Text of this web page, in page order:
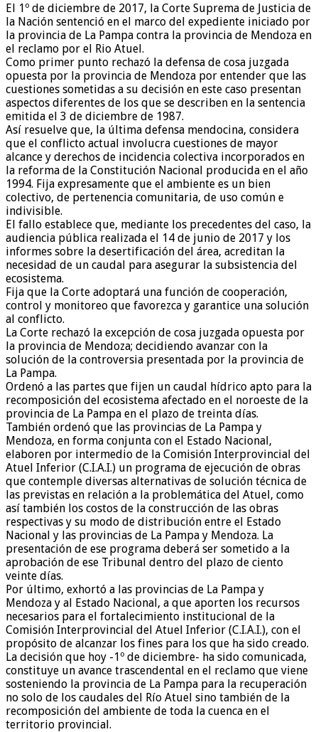
El 1º de diciembre de 2017, la Corte Suprema de Justicia de
la Nación sentenció en el marco del expediente iniciado por
la provincia de La Pampa contra la provincia de Mendoza en
el reclamo por el Rio Atuel.
Como primer punto rechazó la defensa de cosa juzgada
opuesta por la provincia de Mendoza por entender que las
cuestiones sometidas a su decisión en este caso presentan
aspectos diferentes de los que se describen en la sentencia
emitida el 3 de diciembre de 1987.
Así resuelve que, la última defensa mendocina, considera
que el conflicto actual involucra cuestiones de mayor
alcance y derechos de incidencia colectiva incorporados en
la reforma de la Constitución Nacional producida en el año
1994. Fija expresamente que el ambiente es un bien
colectivo, de pertenencia comunitaria, de uso común e
indivisible.
El fallo establece que, mediante los precedentes del caso, la
audiencia pública realizada el 14 de junio de 2017 y los
informes sobre la desertificación del área, acreditan la
necesidad de un caudal para asegurar la subsistencia del
ecosistema.
Fija que la Corte adoptará una función de cooperación,
control y monitoreo que favorezca y garantice una solución
al conflicto.
La Corte rechazó la excepción de cosa juzgada opuesta por
la provincia de Mendoza; decidiendo avanzar con la
solución de la controversia presentada por la provincia de
La Pampa.
Ordenó a las partes que fijen un caudal hídrico apto para la
recomposición del ecosistema afectado en el noroeste de la
provincia de La Pampa en el plazo de treinta días.
También ordenó que las provincias de La Pampa y
Mendoza, en forma conjunta con el Estado Nacional,
elaboren por intermedio de la Comisión Interprovincial del
Atuel Inferior (C.I.A.I.) un programa de ejecución de obras
que contemple diversas alternativas de solución técnica de
las previstas en relación a la problemática del Atuel, como
así también los costos de la construcción de las obras
respectivas y su modo de distribución entre el Estado
Nacional y las provincias de La Pampa y Mendoza. La
presentación de ese programa deberá ser sometido a la
aprobación de ese Tribunal dentro del plazo de ciento
veinte días.
Por último, exhortó a las provincias de La Pampa y
Mendoza y al Estado Nacional, a que aporten los recursos
necesarios para el fortalecimiento institucional de la
Comisión Interprovincial del Atuel Inferior (C.I.A.I.), con el
propósito de alcanzar los fines para los que ha sido creado.
La decisión que hoy -1º de diciembre- ha sido comunicada,
constituye un avance trascendental en el reclamo que viene
sosteniendo la provincia de La Pampa para la recuperación
no solo de los caudales del Río Atuel sino también de la
recomposición del ambiente de toda la cuenca en el
territorio provincial.